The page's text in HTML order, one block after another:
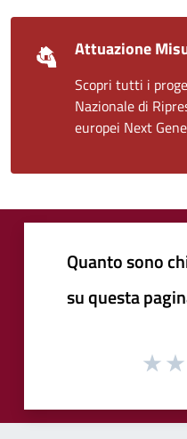
Attuazione
Scopri tutti i
Nazionale di
europei Next
Quanto sono
su questa